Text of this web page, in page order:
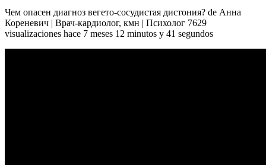
Чем опасен диагноз вегето-сосудистая дистония? de Анна
Кореневич | Врач-кардиолог, кмн | Психолог 7629
visualizaciones hace 7 meses 12 minutos y 41 segundos